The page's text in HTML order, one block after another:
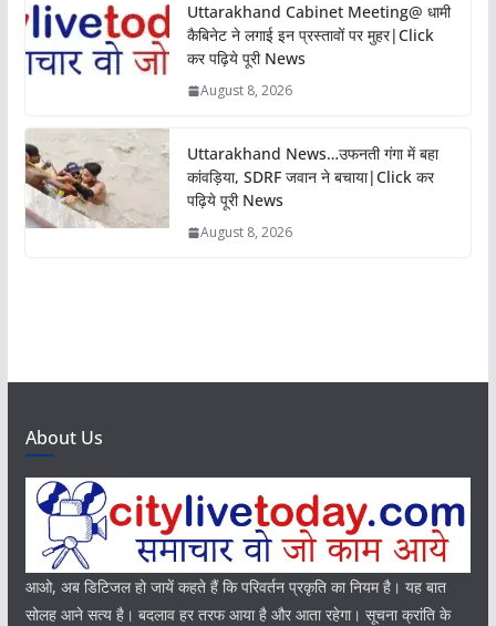
Uttarakhand Cabinet Meeting@ धामी
कैबिनेट ने लगाई इन प्रस्तावों पर मुहर|Click
कर पढ़िये पूरी News
August 8, 2026
Uttarakhand News…उफनती गंगा में बहा
कांवड़िया, SDRF जवान ने बचाया|Click कर
पढ़िये पूरी News
August 8, 2026
About Us
आओ, अब डिटिजल हो जायें कहते हैं कि परिवर्तन प्रकृति का नियम है। यह बात
सोलह आने सत्य है। बदलाव हर तरफ आया है और आता रहेगा। सूचना क्रांति के